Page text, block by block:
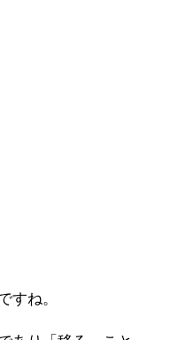
すね。